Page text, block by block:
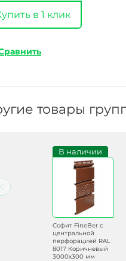
в 1 клик
товары
В наличии
Софит FineBer с
центральной
перфорацией RAL
8017 Коричневый
3000х300 мм